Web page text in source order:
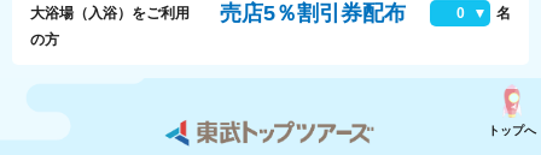
大浴場（入浴）をご利用
の方
売店5％割引券配布 0 名
トップへ